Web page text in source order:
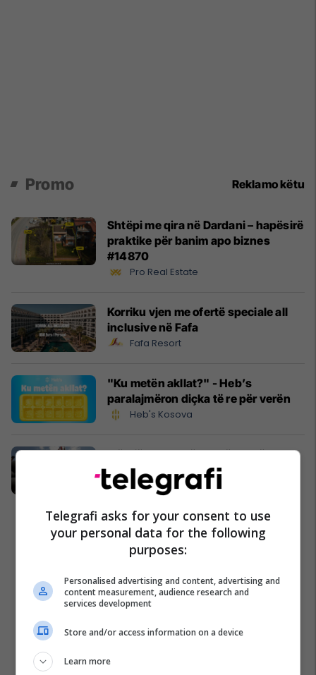
Promo Reklamo këtu
Shtëpi me qira në Dardani – hapësirë
praktike për banim apo biznes
#14870
Pro Real Estate
Korriku vjen me ofertë speciale all
inclusive në Fafa
Fafa Resort
"Ku metën akllat?" - Heb’s
paralajmëron diçka të re për verën
Heb's Kosova
Më afër qytetarëve, më pranë çdo
familjeje – INTEREX tashmë edhe në
Shtime
Telegrafi asks for your consent to use
your personal data for the following
purposes:
Personalised advertising and content, advertising and
content measurement, audience research and
services development
Store and/or access information on a device
Learn more